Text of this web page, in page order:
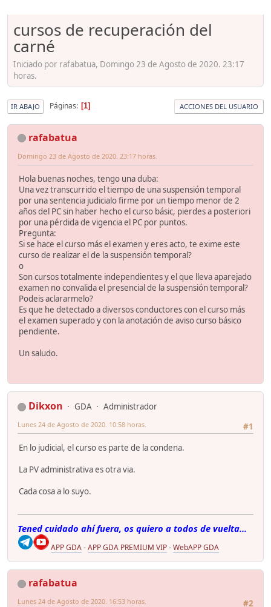
cursos de recuperación del
carné
Iniciado por rafabatua, Domingo 23 de Agosto de 2020. 23:17
horas.
IR ABAJO Páginas 1 ACCIONES DEL USUARIO
rafabatua
Domingo 23 de Agosto de 2020. 23:17 horas.
Hola buenas noches, tengo una duba:
Una vez transcurrido el tiempo de una suspensión temporal
por una sentencia judicialo firme por un tiempo menor de 2
años del PC sin haber hecho el curso básic, pierdes a posteriori
por una pérdida de vigencia el PC por puntos.
Pregunta:
Si se hace el curso más el examen y eres acto, te exime este
curso de realizar el de la suspensión temporal?
o
Son cursos totalmente independientes y el que lleva aparejado
examen no convalida el presencial de la suspensión temporal?
Podeis aclararmelo?
Es que he detectado a diversos conductores con el curso más
el examen superado y con la anotación de aviso curso básico
pendiente.
Un saludo.
Dikxon GDA
Administrador
#1
Lunes 24 de Agosto de 2020. 10:58 horas.
En lo judicial, el curso es parte de la condena.
La PV administrativa es otra via.
Cada cosa a lo suyo.
Tened cuidado ahí fuera, os quiero a todos de vuelta...
APP GDA-APP GDA PREMIUM VIP-WebAPP GDA
rafabatua
#2
Lunes 24 de Agosto de 2020. 16:53 horas.